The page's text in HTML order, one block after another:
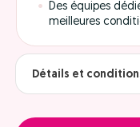
Des équipes
meilleures
Détails et